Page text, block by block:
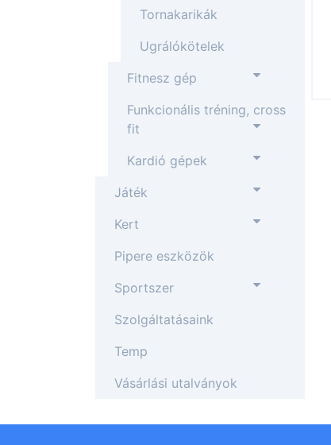
Tornakarikák
Ugrálókötelek
Fitnesz gép
Funkcionális tréning, cross
fit
Kardió gépek
Játék
Kert
Pipere eszközök
Sportszer
Szolgáltatásaink
Temp
Vásárlási utalványok